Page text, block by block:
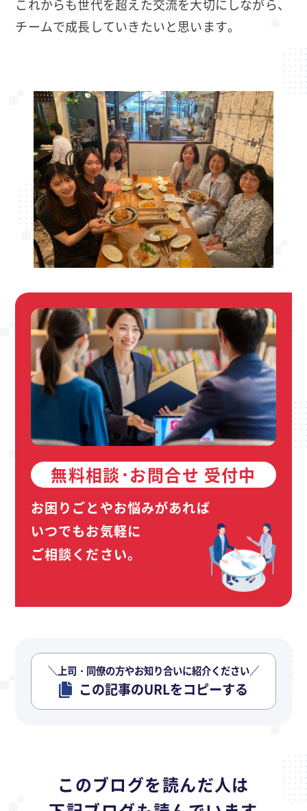
これからも世代を超えた交流を大切にしながら、
チームで成長していきたいと思います。
無料相談･お問合せ 受付中
お困りごとやお悩みがあれば
いつでもお気軽に
ご相談ください。
＼上司・同僚の方やお知り合いに紹介ください／
この記事のURLをコピーする
このブログを読んだ人は